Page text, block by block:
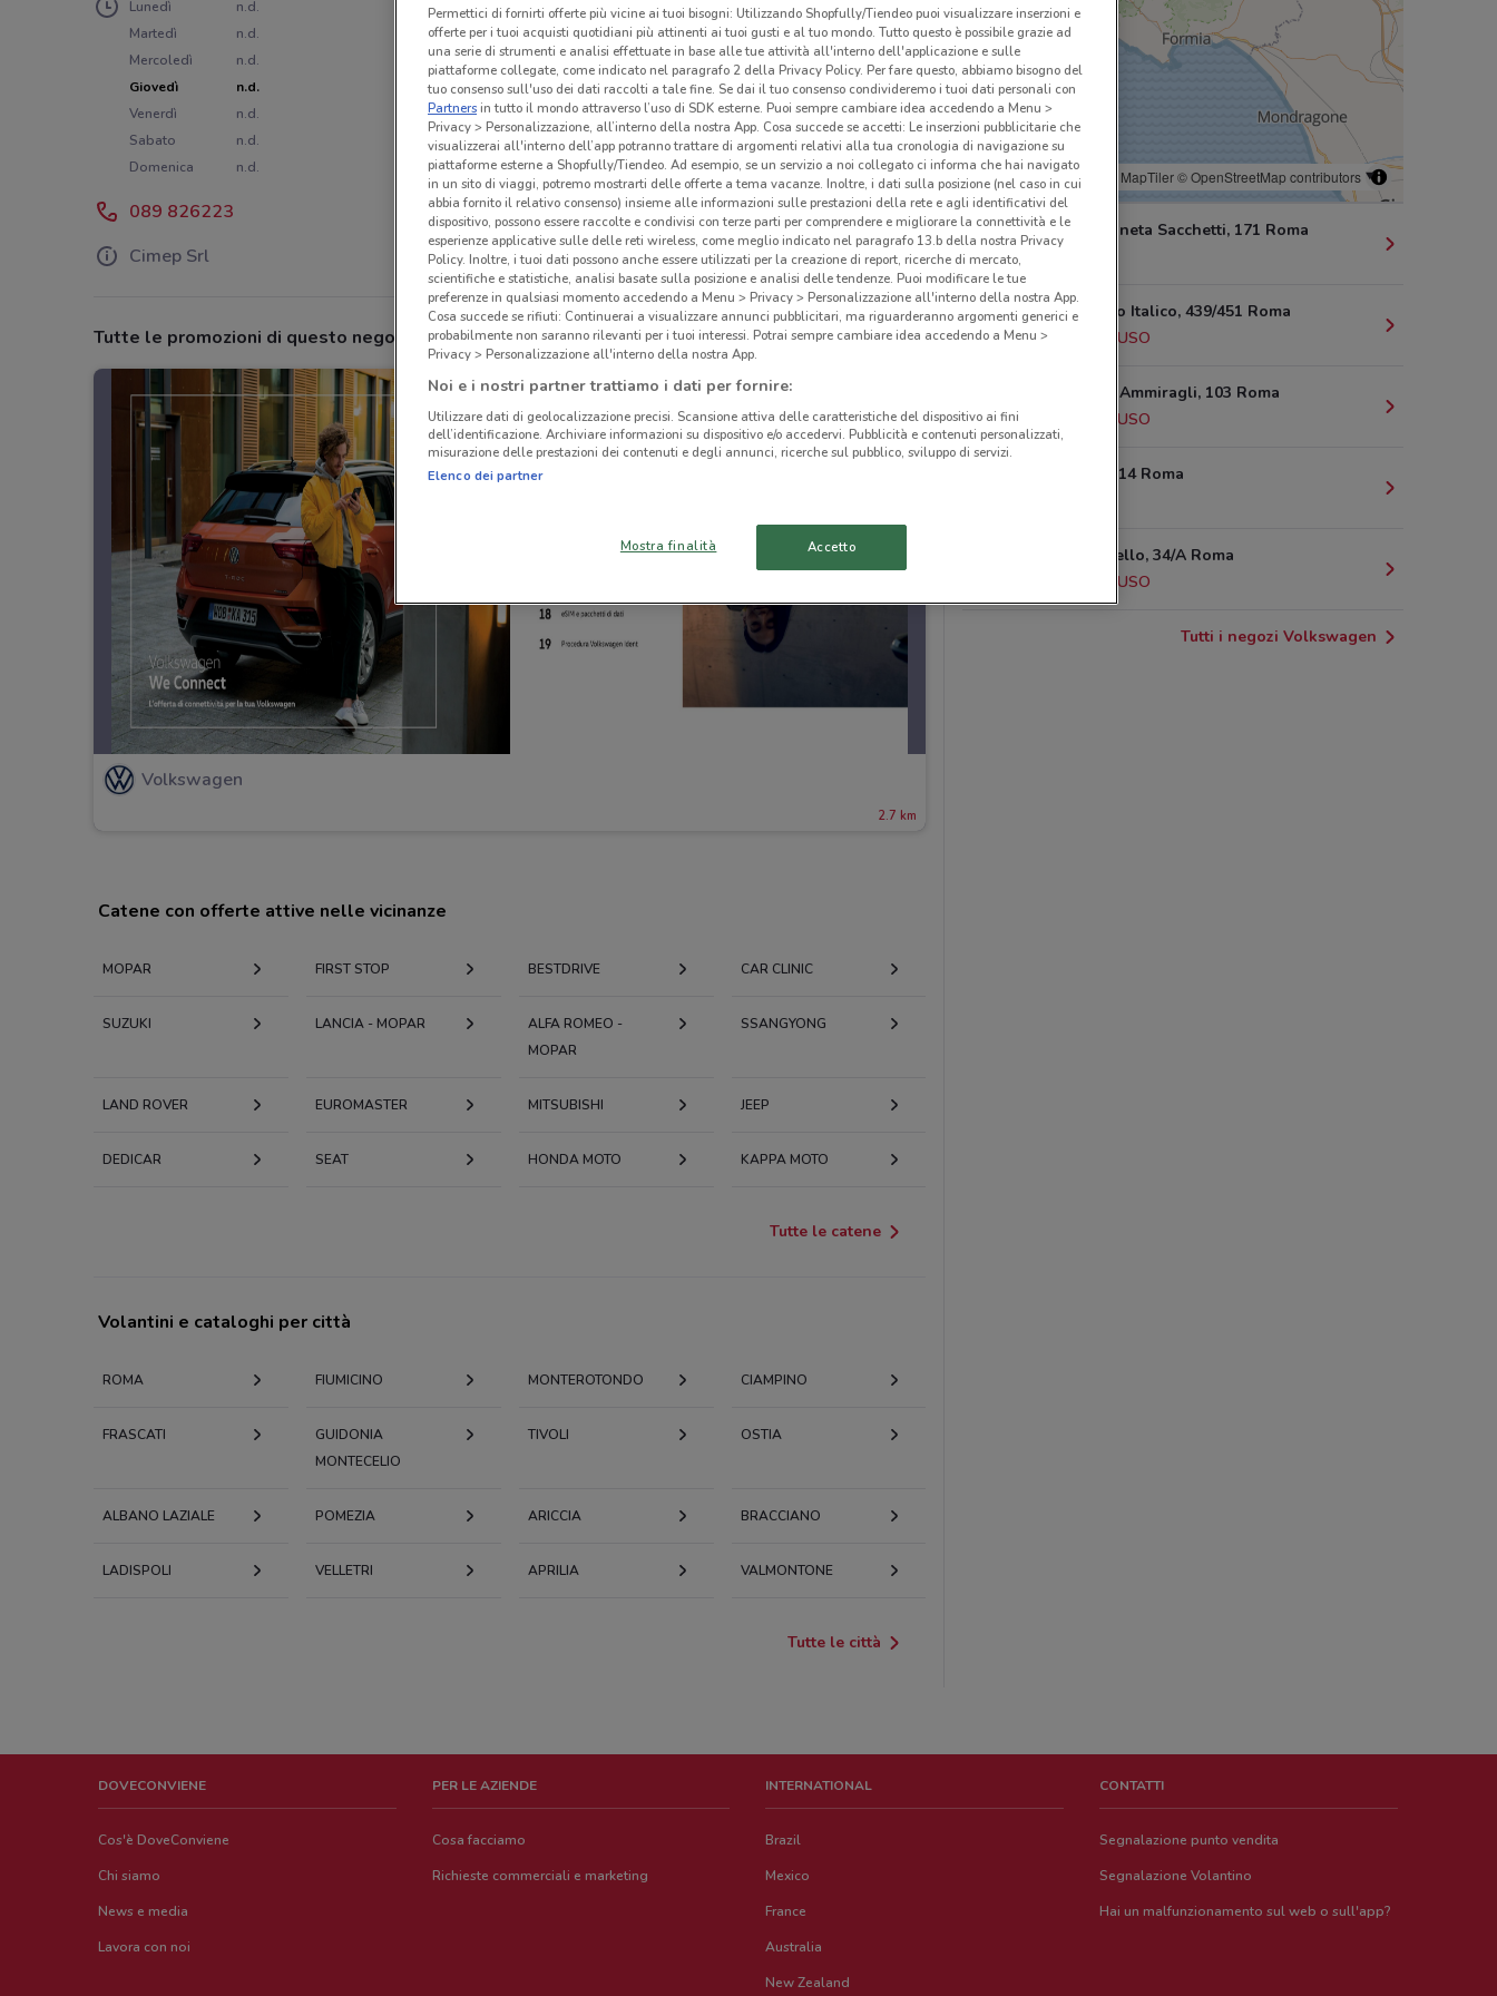
Lunedì
n.d.
Martedì
n.d.
Mercoledì
n.d.
Giovedì
n.d.
Venerdì
n.d.
Sabato
n.d.
Domenica
n.d.
089 826223
Cimep Srl
Tutte le promozioni di questo negozio
Volkswagen
2.7 km
© MapTiler© OpenStreetMap contributors
Via Della Pineta Sacchetti, 171 Roma
Via Del Foro Italico, 439/451 Roma
2.9 km
CHIUSO
Viale Degli Ammiragli, 103 Roma
CHIUSO
Via Cipro, 114 Roma
Via G. Paisiello, 34/A Roma
CHIUSO
Tutti i negozi Volkswagen
Catene con offerte attive nelle vicinanze
MOPAR FIRST STOP BESTDRIVE CAR CLINIC
SUZUKI LANCIA - MOPAR
ALFA ROMEO -
MOPAR
SSANGYONG
LAND ROVER EUROMASTER MITSUBISHI JEEP
DEDICAR SEAT HONDA MOTO KAPPA MOTO
Tutte le catene
Volantini e cataloghi per città
ROMA FIUMICINO MONTEROTONDO CIAMPINO
FRASCATI
GUIDONIA
MONTECELIO
TIVOLI OSTIA
ALBANO LAZIALE POMEZIA ARICCIA BRACCIANO
LADISPOLI VELLETRI APRILIA VALMONTONE
Tutte le città
DOVECONVIENE
Cos'è DoveConviene
Chi siamo
News e media
Lavora con noi
PER LE AZIENDE
Cosa facciamo
Richieste commerciali e marketing
INTERNATIONAL
Brazil
Mexico
France
Australia
New Zealand
CONTATTI
Segnalazione punto vendita
Segnalazione Volantino
Hai un malfunzionamento sul web o sull'app?
Permettici di fornirti offerte più vicine ai tuoi bisogni: Utilizzando Shopfully/Tiendeo puoi visualizzare inserzioni e
offerte per i tuoi acquisti quotidiani più attinenti ai tuoi gusti e al tuo mondo. Tutto questo è possibile grazie ad
una serie di strumenti e analisi effettuate in base alle tue attività all'interno dell'applicazione e sulle
piattaforme collegate, come indicato nel paragrafo 2 della Privacy Policy. Per fare questo, abbiamo bisogno del
tuo consenso sull'uso dei dati raccolti a tale fine. Se dai il tuo consenso condivideremo i tuoi dati personali con
Partnersin tutto il mondo attraverso l’uso di SDK esterne. Puoi sempre cambiare idea accedendo a Menu >
Privacy > Personalizzazione, all’interno della nostra App. Cosa succede se accetti: Le inserzioni pubblicitarie che
visualizzerai all'interno dell’app potranno trattare di argomenti relativi alla tua cronologia di navigazione su
piattaforme esterne a Shopfully/Tiendeo. Ad esempio, se un servizio a noi collegato ci informa che hai navigato
in un sito di viaggi, potremo mostrarti delle offerte a tema vacanze. Inoltre, i dati sulla posizione (nel caso in cui
abbia fornito il relativo consenso) insieme alle informazioni sulle prestazioni della rete e agli identificativi del
dispositivo, possono essere raccolte e condivisi con terze parti per comprendere e migliorare la connettività e le
esperienze applicative sulle delle reti wireless, come meglio indicato nel paragrafo 13.b della nostra Privacy
Policy. Inoltre, i tuoi dati possono anche essere utilizzati per la creazione di report, ricerche di mercato,
scientifiche e statistiche, analisi basate sulla posizione e analisi delle tendenze. Puoi modificare le tue
preferenze in qualsiasi momento accedendo a Menu > Privacy > Personalizzazione all'interno della nostra App.
Cosa succede se rifiuti: Continuerai a visualizzare annunci pubblicitari, ma riguarderanno argomenti generici e
probabilmente non saranno rilevanti per i tuoi interessi. Potrai sempre cambiare idea accedendo a Menu >
Privacy > Personalizzazione all'interno della nostra App.
Noi e i nostri partner trattiamo i dati per fornire:
Utilizzare dati di geolocalizzazione precisi. Scansione attiva delle caratteristiche del dispositivo ai fini
dell’identificazione. Archiviare informazioni su dispositivo e/o accedervi. Pubblicità e contenuti personalizzati,
misurazione delle prestazioni dei contenuti e degli annunci, ricerche sul pubblico, sviluppo di servizi.
Elenco dei partner
Mostra finalità Accetto